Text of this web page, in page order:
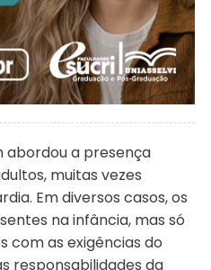
abordou a presença
muitas vezes
Em diversos casos, os
na infância, mas só
com as exigências do
responsabilidades da